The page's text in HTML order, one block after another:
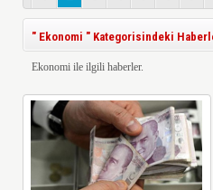
" Ekonomi " Kategorisindeki
Ekonomi ile ilgili haberler.